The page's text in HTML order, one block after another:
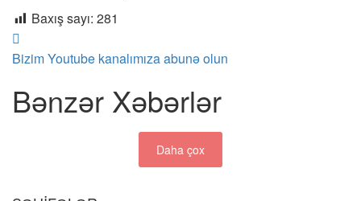
Baxış sayı: 281
Bizim Youtube kanalımıza abunə olun
Bənzər Xəbərlər
Daha çox